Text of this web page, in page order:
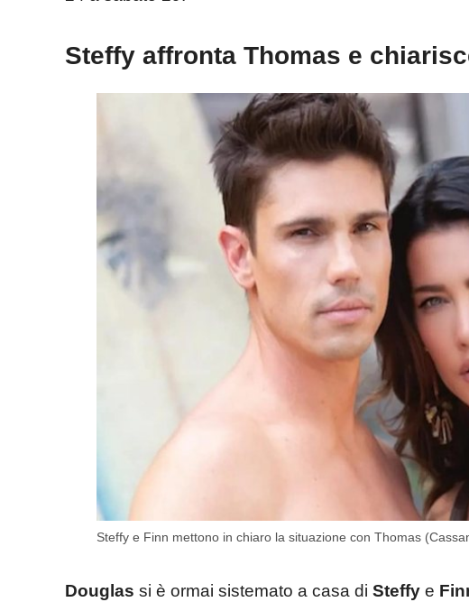
Steffy affronta Thomas e
Steffy e Finn mettono in chiaro la situazione con Thomas
Douglas si è ormai sistemato a casa di Steffy e